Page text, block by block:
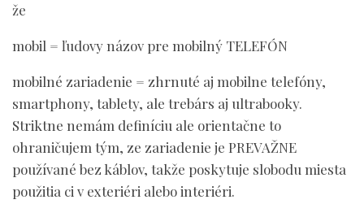
že
mobil = ľudovy názov pre mobilný TELEFÓN
mobilné zariadenie = zhrnuté aj mobilne telefóny,
smartphony, tablety, ale trebárs aj ultrabooky.
Striktne nemám definíciu ale orientačne to
ohraničujem tým, ze zariadenie je PREVAŽNE
používané bez káblov, takže poskytuje slobodu miesta
použitia ci v exteriéri alebo interiéri.